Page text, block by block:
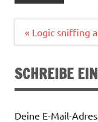
« Logic sniffing
SCHREIBE
Deine E-Mail-